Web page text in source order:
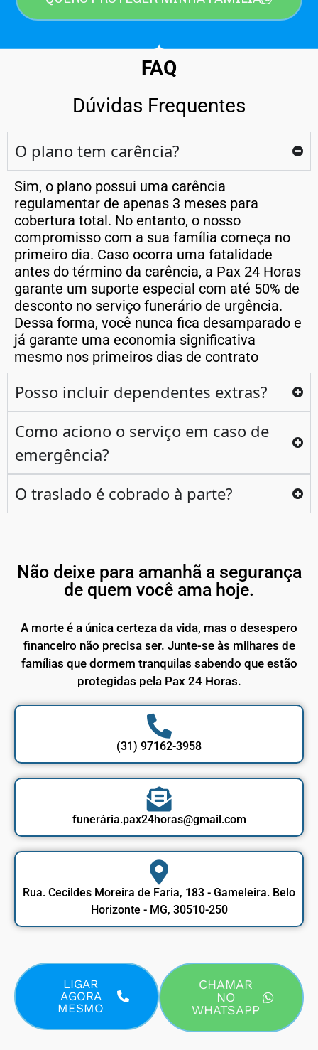
FAQ
Dúvidas Frequentes
O plano tem carência?
Sim, o plano possui uma carência
regulamentar de apenas 3 meses para
cobertura total. No entanto, o nosso
compromisso com a sua família começa no
primeiro dia. Caso ocorra uma fatalidade
antes do término da carência, a Pax 24 Horas
garante um suporte especial com até 50% de
desconto no serviço funerário de urgência.
Dessa forma, você nunca fica desamparado e
já garante uma economia significativa
mesmo nos primeiros dias de contrato
Posso incluir dependentes extras?
Como aciono o serviço em caso de
emergência?
O traslado é cobrado à parte?
Não deixe para amanhã a segurança
de quem você ama hoje.
A morte é a única certeza da vida, mas o desespero
financeiro não precisa ser. Junte-se às milhares de
famílias que dormem tranquilas sabendo que estão
protegidas pela Pax 24 Horas.
(31) 97162-3958
funerária.pax24horas@gmail.com
Rua. Cecildes Moreira de Faria, 183 - Gameleira. Belo
Horizonte - MG, 30510-250
LIGAR
AGORA
MESMO
CHAMAR
NO
WHATSAPP